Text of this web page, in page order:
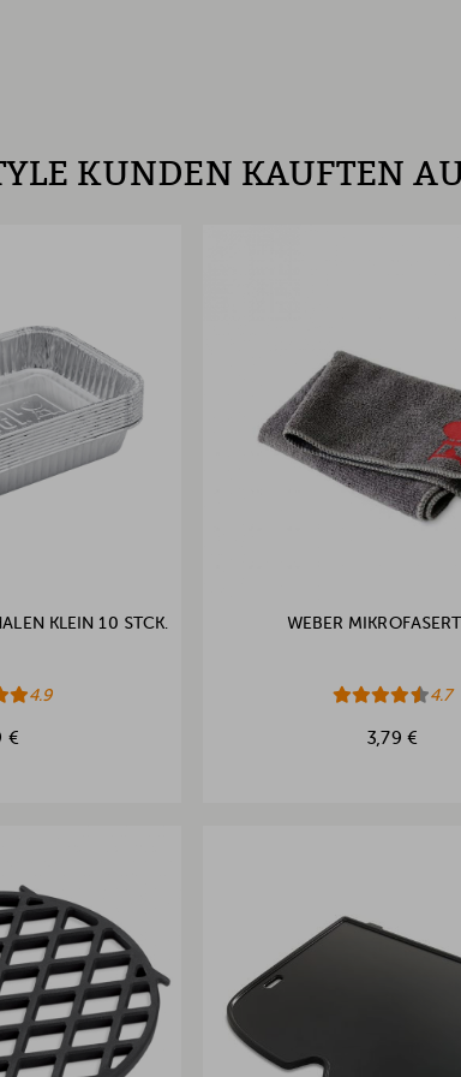
KUNDEN KAUFTEN
KLEIN 10 STCK.
4.9
€
WEBER
4.7
3,79 €